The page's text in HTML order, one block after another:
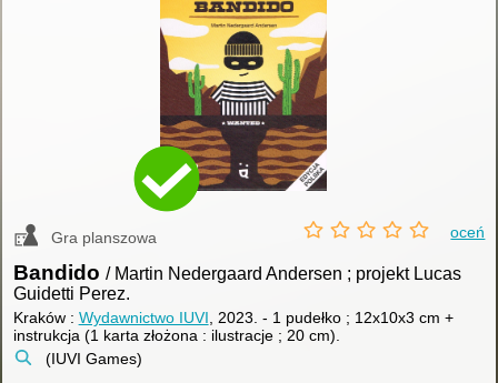
Gra planszowa oceń
Bandido / Martin Nedergaard Andersen ; projekt Lucas
Guidetti Perez.
Kraków : Wydawnictwo IUVI , 2023. - 1 pudełko ; 12x10x3 cm +
instrukcja (1 karta złożona : ilustracje ; 20 cm).
(IUVI Games)